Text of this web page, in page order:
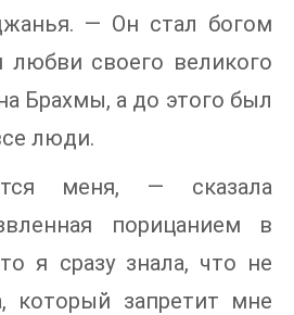
— Он стал богом
любви своего великого
Брахмы, а до этого был
люди.
меня, — сказала
порицанием в
я сразу знала, что не
который запретит мне